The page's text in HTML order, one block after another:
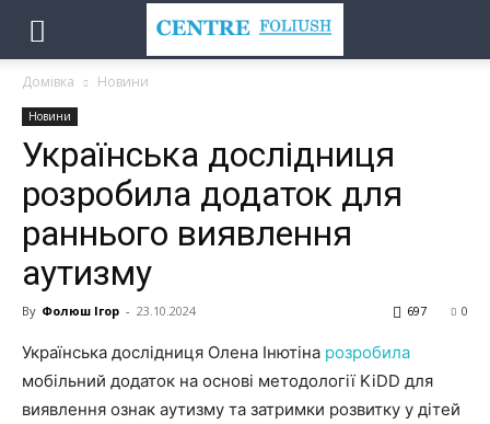
Домівка Новини
Новини
Українська дослідниця
розробила додаток для
раннього виявлення
аутизму
By Фолюш Ігор - 23.10.2024 0
697
Українська дослідниця Олена Інютіна розробила
мобільний додаток на основі методології KiDD для
виявлення ознак аутизму та затримки розвитку у дітей